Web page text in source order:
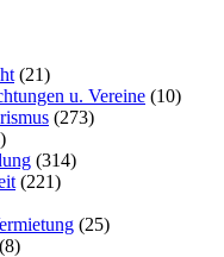
(21)
u. Vereine (10)
(273)
(314)
(221)
(25)
(8)